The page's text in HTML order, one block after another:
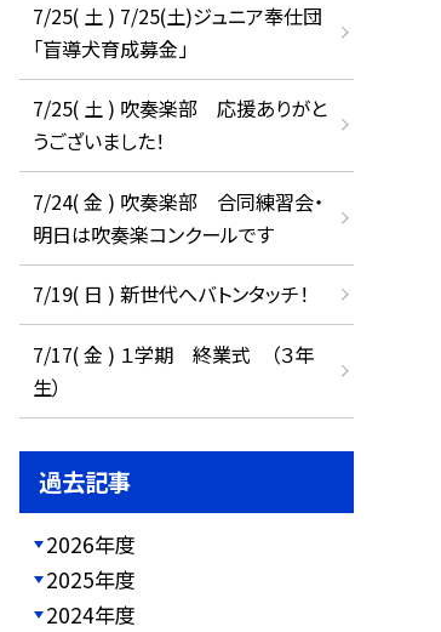
7/25( 土 ) 7/25(土)ジュニア奉仕団
「盲導犬育成募金」
7/25( 土 ) 吹奏楽部 応援ありがと
うございました！
7/24( 金 ) 吹奏楽部 合同練習会・
明日は吹奏楽コンクールです
7/19( 日 ) 新世代へバトンタッチ！
7/17( 金 ) １学期 終業式 （３年
生）
過去記事
2026年度
2025年度
2024年度